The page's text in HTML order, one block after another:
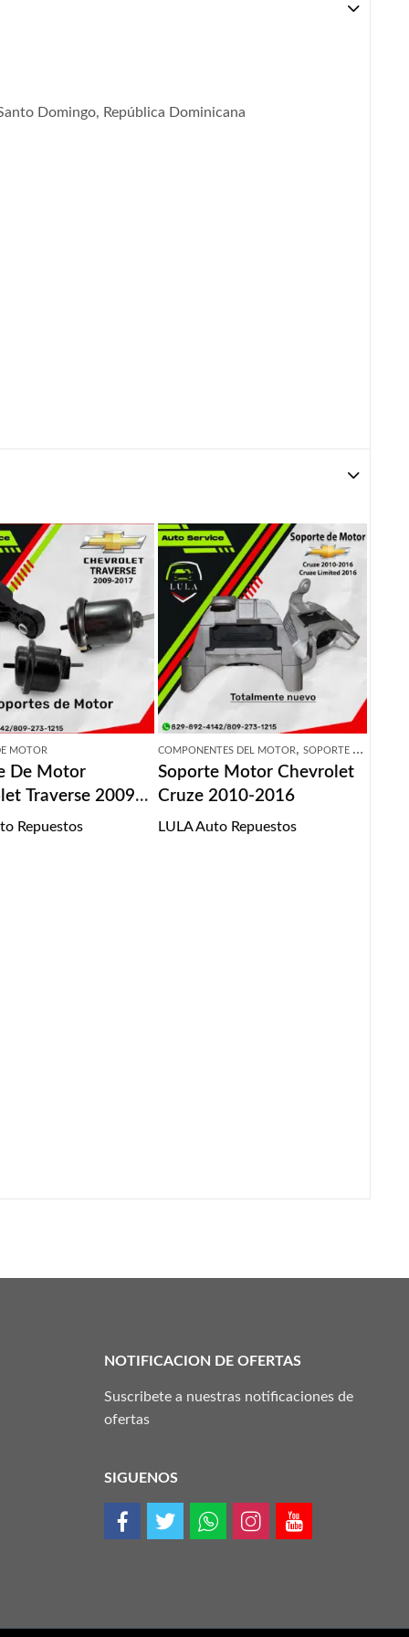
Domingo, República Dominicana
MOTOR
De Motor
Traverse 2009-
Repuestos
COMPONENTES DEL MOTOR, SOPORTE DE MOTOR
Soporte Motor Chevrolet
Cruze 2010-2016
LULA Auto Repuestos
NOTIFICACION DE OFERTAS
Suscribete a nuestras notificaciones de
ofertas
SIGUENOS